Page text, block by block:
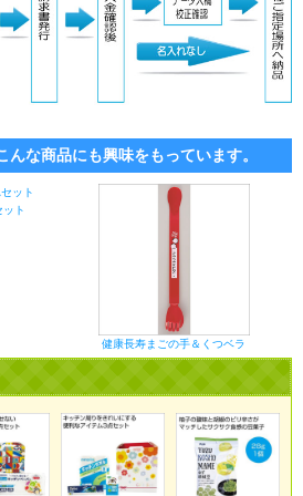
な商品にも興味をもっています。
ト
健康長寿まごの手＆くつベラ